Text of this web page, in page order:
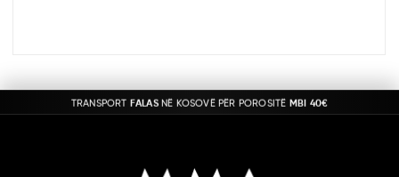
TRANSPORT FALASNË KOSOVË PËR POROSITË MBI 40€